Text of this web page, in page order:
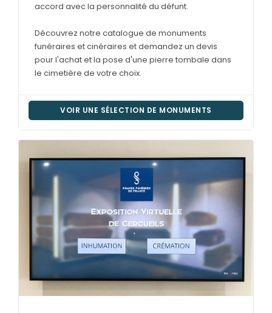
accord avec la personnalité du défunt.
Découvrez notre catalogue de monuments
funéraires et cinéraires et demandez un devis
pour l'achat et la pose d'une pierre tombale dans
le cimetière de votre choix.
VOIR UNE SÉLECTION DE MONUMENTS